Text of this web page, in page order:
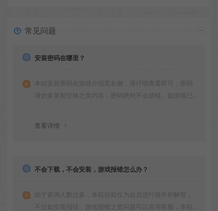
常见问题
安装密码在哪里？
本站安装密码在游戏介绍页右侧，请仔细查看即可，密码
请勿多复制空格之类内容，密码绝对不会放错。如游戏已
查看详情
不会下载，不会安装，游戏报错怎么办？
由于咨询人数过多，本站目前仅为会员进行操作和解答，
不过如安装报错，游戏报错之类问题可以咨询客服，本站